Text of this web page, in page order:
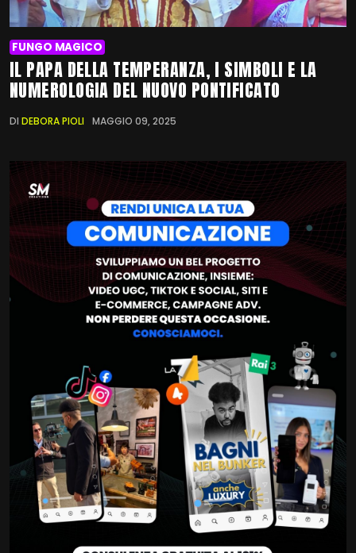
FUNGO MAGICO
IL PAPA DELLA TEMPERANZA, I SIMBOLI E LA
NUMEROLOGIA DEL NUOVO PONTIFICATO
DI DEBORA PIOLI MAGGIO 09, 2025